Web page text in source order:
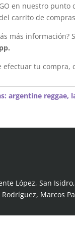
en nuestro
carrito de
más información?
efectuar tu compra,
argentine reggae,
López, San
Rodríguez, Marcos